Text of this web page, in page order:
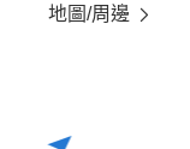
地圖/周邊